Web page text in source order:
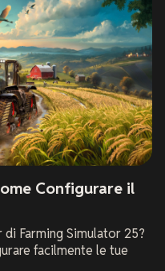
Configurare il
Farming Simulator 25?
facilmente le tue